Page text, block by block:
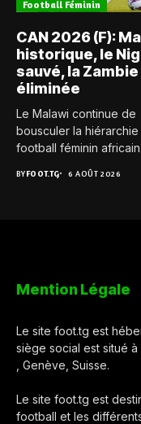
Football Féminin
CAN 2026 (F):
historique, le
sauvé, la Zambie
éliminée
Le Malawi continue de
bousculer la hiérarchie
football féminin africain.
BYFOOT.TG 6 AOÛT 2026
Mention Légale
Le site foot.tg est
siège social est situé à
, Genève, Suisse.
Le site foot.tg est
football et les